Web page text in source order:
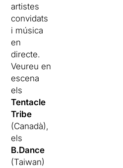
artistes
convidats
i música
en
directe.
Veureu en
escena
els
Tentacle
Tribe
(Canadà),
els
B.Dance
(Taiwan)